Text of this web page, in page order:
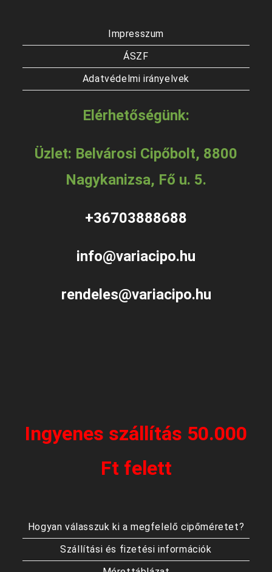
Impresszum
ÁSZF
Adatvédelmi irányelvek
Elérhetőségünk:
Üzlet: Belvárosi Cipőbolt, 8800
Nagykanizsa, Fő u. 5.
+36703888688
info@variacipo.hu
rendeles@variacipo.hu
Ingyenes szállítás 50.000
Ft felett
Hogyan válasszuk ki a megfelelő cipőméretet?
Szállítási és fizetési információk